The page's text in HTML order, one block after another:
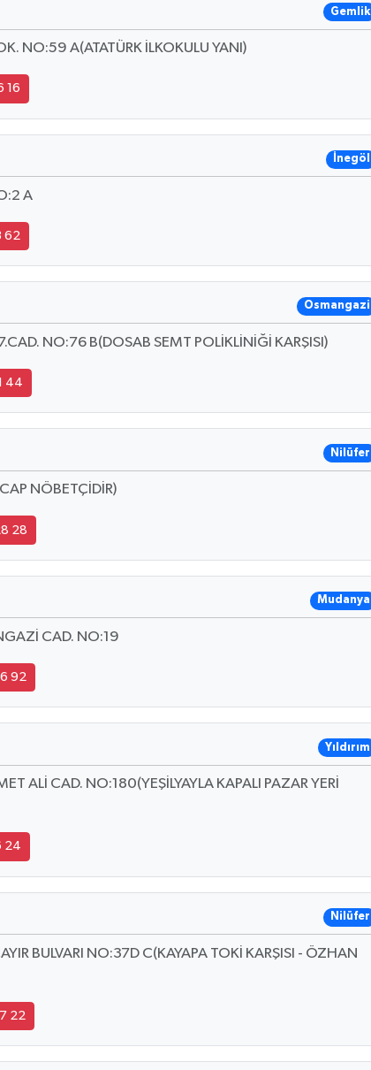
Gemlik
NO:59 A(ATATÜRK İLKOKULU YANI)
16
İnegöl
A
62
Osmangazi
NO:76 B(DOSAB SEMT POLİKLİNİĞİ KARŞISI)
44
Nilüfer
NÖBETÇİDİR)
28
Mudanya
CAD. NO:19
92
Yıldırım
ALİ CAD. NO:180(YEŞİLYAYLA KAPALI PAZAR YERİ
24
Nilüfer
BULVARI NO:37D C(KAYAPA TOKİ KARŞISI - ÖZHAN
22